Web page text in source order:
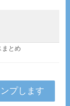
まとめ
プします